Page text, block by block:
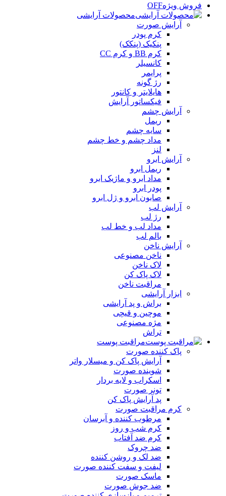
فروش ویژهOFF
محصولات آرایشی
آرایش صورت
کرم پودر
پنکیک (پنکک)
کرم BB و کرم CC
کانسیلر
پرایمر
رژ گونه
هایلایتر و کانتور
فیکساتور آرایش
آرایش چشم
ریمل
سایه چشم
مداد چشم و خط چشم
لنز
آرایش ابرو
ریمل ابرو
مداد ابرو و ماژیک ابرو
پودر ابرو
صابون ابرو و ژل ابرو
آرایش لب
رژ لب
مداد لب و خط لب
بالم لب
آرایش ناخن
ناخن مصنوعی
لاک ناخن
لاک پاک کن
مراقبت ناخن
ابزار آرایشی
براش و پد آرایشی
موچین و قیچی
مژه مصنوعی
تراش
مراقبت پوست
پاک کننده صورت
آرايش پاک کن و ميسلار واتر
شوينده صورت
اسکراب و لايه بردار
تونر صورت
پد آرايش پاک کن
کرم مراقبت صورت
مرطوب کننده و آبرسان
کرم شب و روز
کرم ضد آفتاب
ضد چروک
ضد لک و روشن کننده
ليفت و سفت کننده صورت
ماسک صورت
ضد جوش صورت